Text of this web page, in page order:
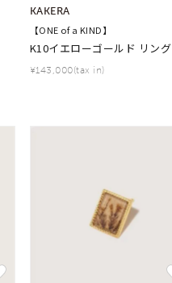
KAKERA
【ONE of a KIND】
K10イエローゴールド リング
¥143,000(tax in)